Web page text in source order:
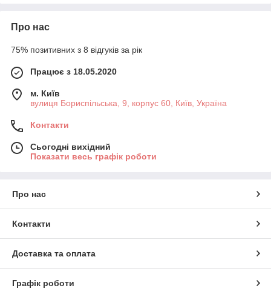
Про нас
75% позитивних з 8 відгуків за рік
Працює з 18.05.2020
м. Київ
вулиця Бориспільська, 9, корпус 60, Київ, Україна
Контакти
Сьогодні вихідний
Показати весь графік роботи
Про нас
Контакти
Доставка та оплата
Графік роботи